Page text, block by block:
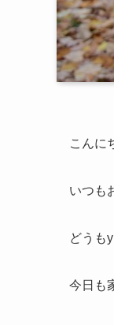
こんに
いつも
どうも
今日も